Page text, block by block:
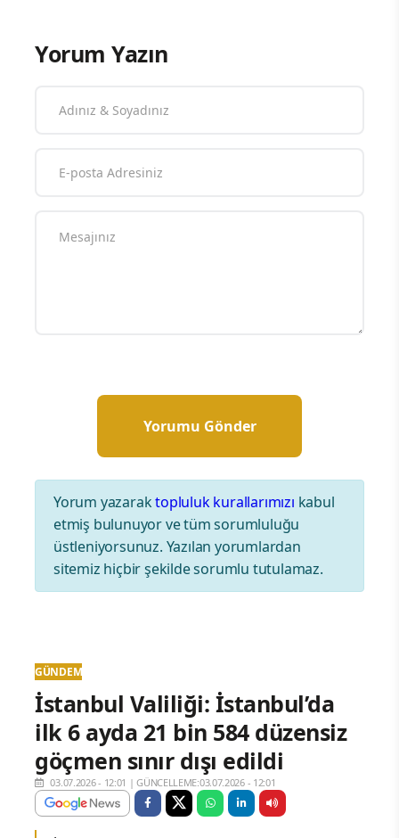
Yorum Yazın
Yorum yazaraktopluluk kurallarımızı kabul
etmiş bulunuyor ve tüm sorumluluğu
üstleniyorsunuz. Yazılan yorumlardan
sitemiz hiçbir şekilde sorumlu tutulamaz.
GÜNDEM
İstanbul Valiliği: İstanbul’da
ilk 6 ayda 21 bin 584 düzensiz
göçmen sınır dışı edildi
03.07.2026 - 12:01 |GÜNCELLEME:03.07.2026 - 12:01